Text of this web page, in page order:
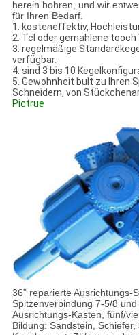
herein bohren, und wir
für Ihren Bedarf.
1. kosteneffektiv,
2. Tcl oder gemahlene
3. regelmäßige
verfügbar.
4. sind 3 bis 10
5. Gewohnheit bult zu Ihren
Schneidern, von
Pictrue
36" reparierte Ausrichtungs-
Spitzenverbindung 7-5/8
Ausrichtungs-Kasten, fünf/
Bildung: Sandstein,